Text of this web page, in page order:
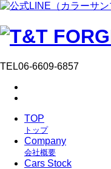
TEL06-6609-6857
TOP
トップ
Company
会社概要
Cars Stock